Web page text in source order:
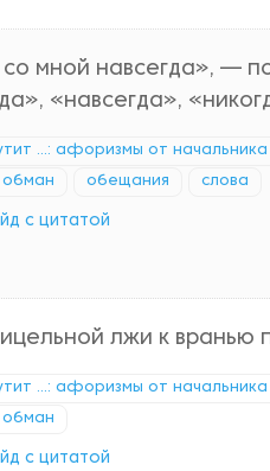
мной навсегда», —
«навсегда»,
...: афоризмы от
обещания слова
с цитатой
лжи к вранью
...: афоризмы от
с цитатой